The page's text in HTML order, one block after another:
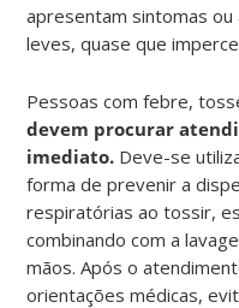
apresentam sintomas
leves, quase que
Pessoas com febre,
devem procurar
imediato. Deve-se
forma de prevenir a
respiratórias ao tossir,
combinando com a
mãos. Após o
orientações médicas,